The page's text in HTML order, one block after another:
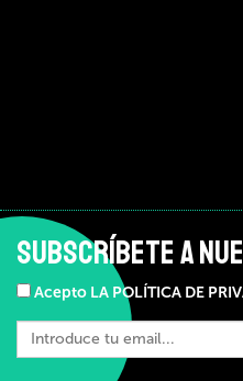
SUBSCRÍBETE A
Acepto LA POLÍTICA DE